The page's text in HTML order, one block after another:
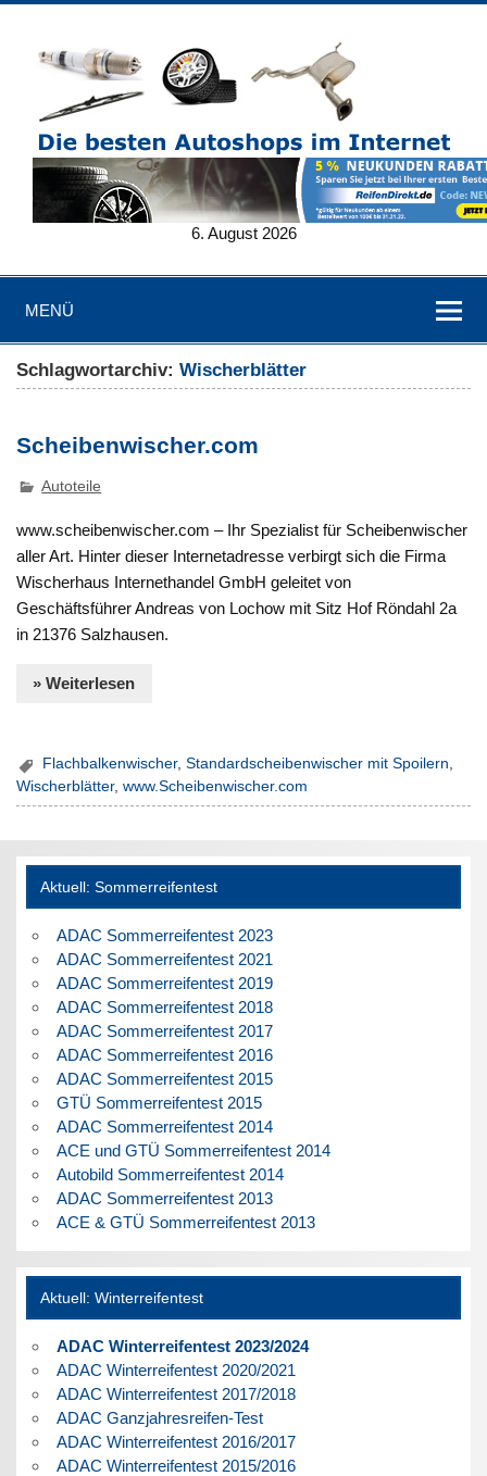
6. August 2026
MENÜ
Schlagwortarchiv:Wischerblätter
Scheibenwischer.com
Autoteile
www.scheibenwischer.com – Ihr Spezialist für Scheibenwischer
aller Art. Hinter dieser Internetadresse verbirgt sich die Firma
Wischerhaus Internethandel GmbH geleitet von
Geschäftsführer Andreas von Lochow mit Sitz Hof Röndahl 2a
in 21376 Salzhausen.
» Weiterlesen
Flachbalkenwischer,Standardscheibenwischer mit Spoilern,
Wischerblätter,www.Scheibenwischer.com
Aktuell: Sommerreifentest
ADAC Sommerreifentest 2023
ADAC Sommerreifentest 2021
ADAC Sommerreifentest 2019
ADAC Sommerreifentest 2018
ADAC Sommerreifentest 2017
ADAC Sommerreifentest 2016
ADAC Sommerreifentest 2015
GTÜ Sommerreifentest 2015
ADAC Sommerreifentest 2014
ACE und GTÜ Sommerreifentest 2014
Autobild Sommerreifentest 2014
ADAC Sommerreifentest 2013
ACE & GTÜ Sommerreifentest 2013
Aktuell: Winterreifentest
ADAC Winterreifentest 2023/2024
ADAC Winterreifentest 2020/2021
ADAC Winterreifentest 2017/2018
ADAC Ganzjahresreifen-Test
ADAC Winterreifentest 2016/2017
ADAC Winterreifentest 2015/2016